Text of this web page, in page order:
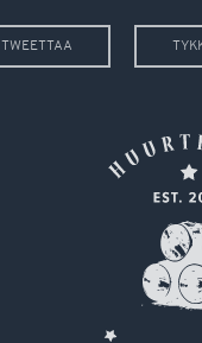
TWEETTAA